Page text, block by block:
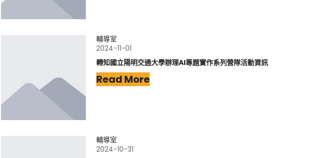
輔導室
2024-11-01
轉知國立陽明交通大學辦理AI專題實作系列營隊活動資訊
Read More
輔導室
2024-10-31